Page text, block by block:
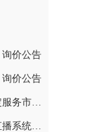
询价公告
询价公告
安乡县教育系统房屋结构安全性鉴定服务市场价格调查公告
关于安乡县融媒体中心电台暨导播直播系统建设项目公开询价公告